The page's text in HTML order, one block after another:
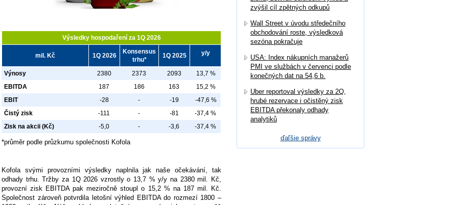
Výsledky hospodaření za 1Q 2026
mil. Kč 1Q 2026
Konsensus
trhu*
1Q 2025 y/y
Výnosy 2380 2373 2093
13,7 %
EBITDA
187 186 163
15,2 %
EBIT
-28 - -19
-47,6 %
Čistý zisk
-111 - -81
-37,4 %
Zisk na akcii (Kč)
-5,0 - -3,6 -37,4 %
*průměr podle průzkumu společnosti Kofola
Kofola svými provozními výsledky naplnila jak naše očekávání, tak
odhady trhu. Tržby za 1Q 2026 vzrostly o 13,7 % y/y na 2380 mil. Kč,
provozní zisk EBITDA pak meziročně stoupl o 15,2 % na 187 mil. Kč.
Společnost zároveň potvrdila letošní výhled EBITDA do rozmezí 1800 –
zvýšil cíl zpětných odkupů
Wall Street v úvodu středečního
obchodování roste, výsledková
sezóna pokračuje
USA: Index nákupních manažerů
PMI ve službách v červenci podle
konečných dat na 54,6 b.
Uber reportoval výsledky za 2Q,
hrubé rezervace i očistěný zisk
EBITDA překonaly odhady
analytiků
ďaľšie správy